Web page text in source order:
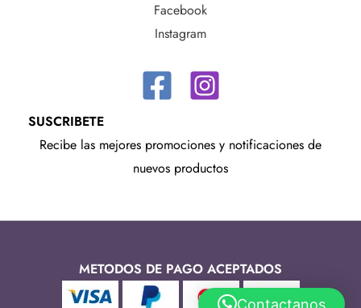
Facebook
Instagram
SUSCRIBETE
Recibe las mejores promociones y notificaciones de
nuevos productos
METODOS DE PAGO ACEPTADOS
Contactanos